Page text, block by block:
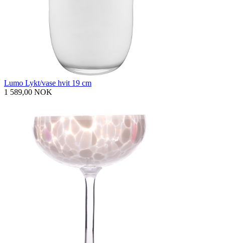
Lumo Lykt/vase hvit 19 cm
1 589,00 NOK